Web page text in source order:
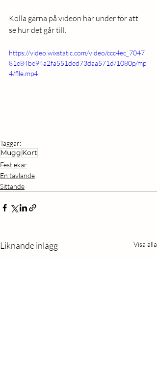
Kolla gärna på videon här under för att
se hur det går till.
https://video.wixstatic.com/video/ccc4ec_7047
81e84be94a2fa551ded73daa571d/1080p/mp
4/file.mp4
Taggar:
Mugg Kort
Festlekar
En tävlande
Sittande
Liknande inlägg Visa alla